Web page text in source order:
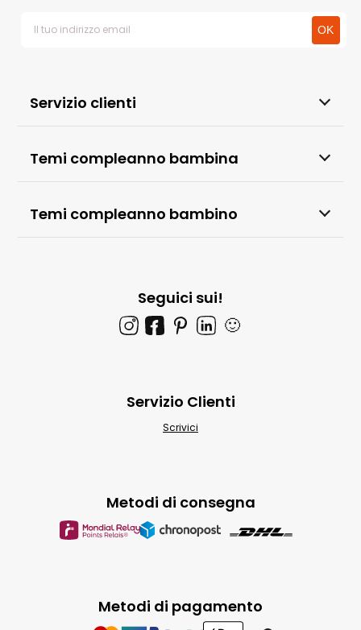
Servizio clienti
Temi compleanno bambina
Temi compleanno bambino
Seguici sui!
🙂
Metodi di pagamento
Metodi di consegna
Servizio Clienti
Scrivici